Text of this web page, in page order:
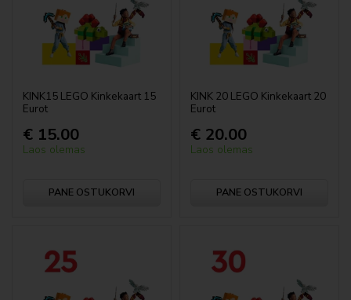
KINK15 LEGO Kinkekaart 15
Eurot
€ 15.00
Laos olemas
PANE OSTUKORVI
KINK 20 LEGO Kinkekaart 20
Eurot
€ 20.00
Laos olemas
PANE OSTUKORVI
DREAMZzz™
DUPLO
LEGO® Fortnite®
Hiina festivalid